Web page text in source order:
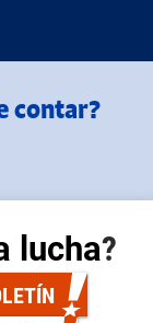
contar?
lucha?